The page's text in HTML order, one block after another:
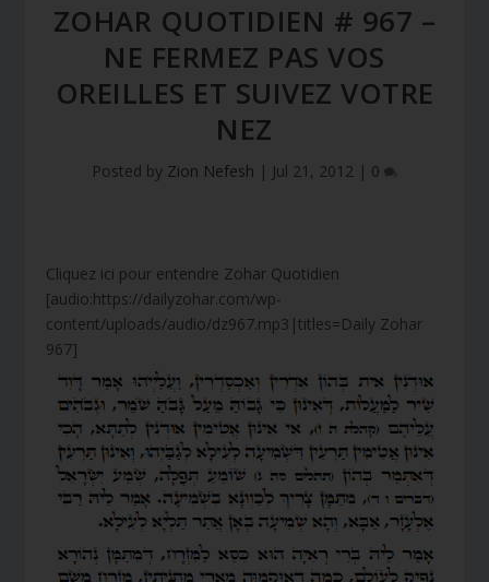
ZOHAR QUOTIDIEN # 967 –
NE FERMEZ PAS VOS
OREILLES ET SUIVEZ VOTRE
NEZ
Posted by Zion Nefesh | Jul 21, 2012 | 0
Cliquez ici pour entendre Zohar Quotidien
[audio:https://dailyzohar.com/wp-
content/uploads/audio/dz967.mp3|titles=Daily Zohar
967]